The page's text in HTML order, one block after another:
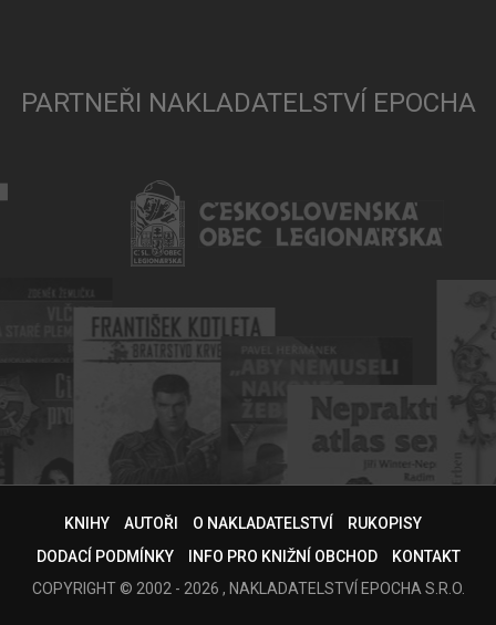
PARTNEŘI NAKLADATELSTVÍ EPOCHA
KNIHY AUTOŘI O NAKLADATELSTVÍ
RUKOPISY
DODACÍ PODMÍNKY
INFO PRO KNIŽNÍ OBCHOD
KONTAKT
COPYRIGHT © 2002 - 2026 , NAKLADATELSTVÍ EPOCHA S.R.O.